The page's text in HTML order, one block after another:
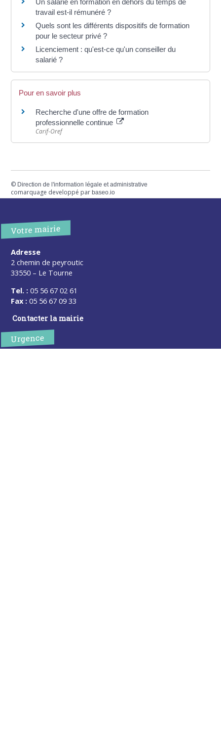
Un salarié en formation en dehors du temps de
travail est-il rémunéré ?
Quels sont les différents dispositifs de formation
pour le secteur privé ?
Licenciement : qu'est-ce qu'un conseiller du
salarié ?
Pour en savoir plus
Recherche d'une offre de formation
professionnelle continue
Carif-Oref
© Direction de l'information légale et administrative
comarquage developpé parbaseo.io
Votre mairie
Adresse
2 chemin de peyroutic
33550 – Le Tourne
Tel. : 05 56 67 02 61
Fax : 05 56 67 09 33
Contacter la mairie
Urgence